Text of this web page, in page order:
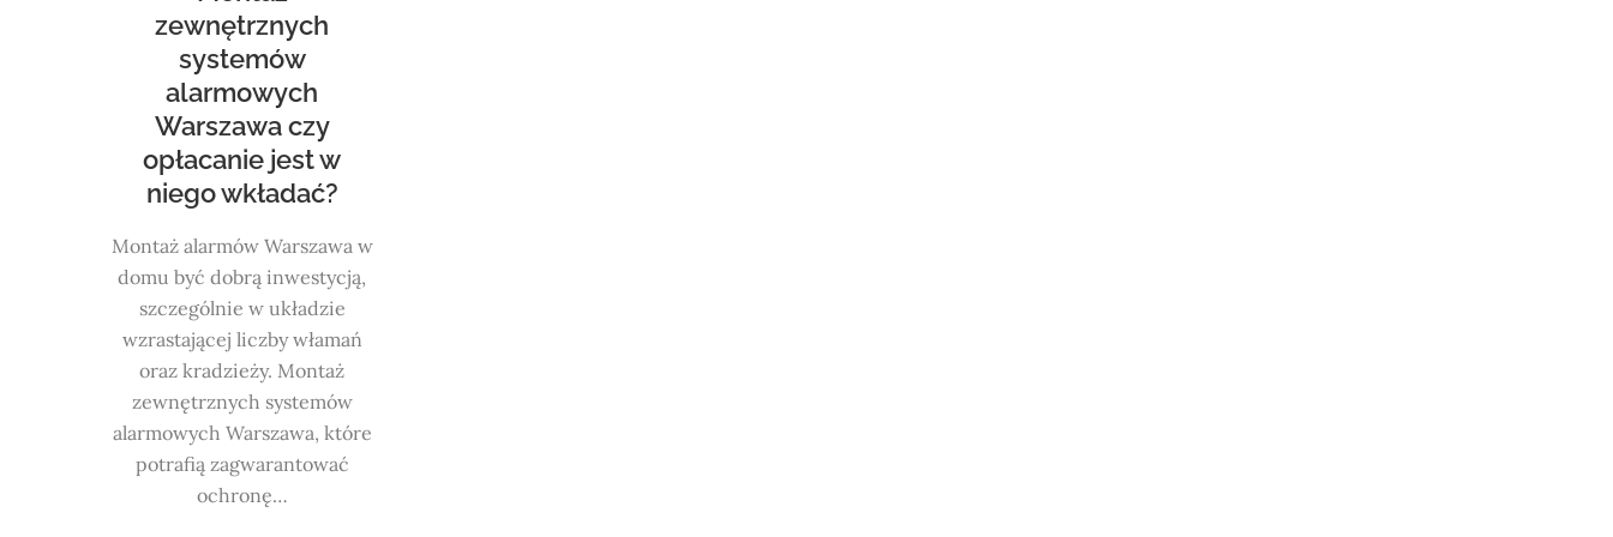
zewnętrznych
systemów
alarmowych
Warszawa czy
opłacanie jest w
niego wkładać?
Montaż alarmów Warszawa w
domu być dobrą inwestycją,
szczególnie w układzie
wzrastającej liczby włamań
oraz kradzieży. Montaż
zewnętrznych systemów
alarmowych Warszawa, które
potrafią zagwarantować
ochronę…